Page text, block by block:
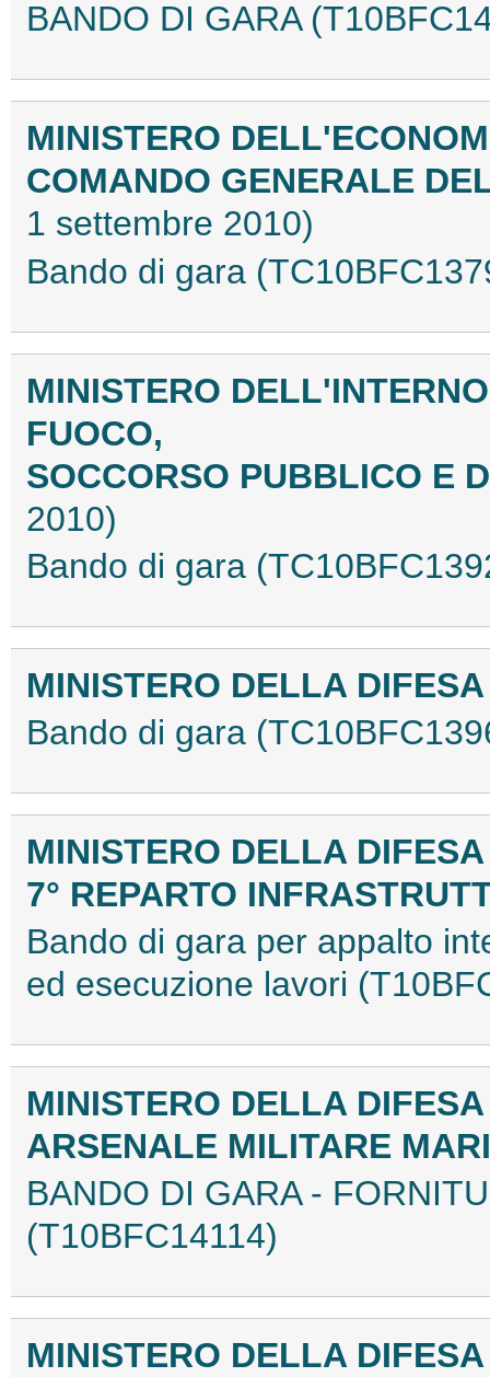
BANDO DI GARA
MINISTERO
COMANDO GENERALE
1 settembre 2010)
Bando di gara
MINISTERO
FUOCO,
SOCCORSO PUBBLICO E
2010)
Bando di gara
MINISTERO DELLA
Bando di gara
MINISTERO DELLA DIFESA
7° REPARTO
Bando di gara per appalto
ed esecuzione lavori
MINISTERO DELLA DIFESA
ARSENALE MILITARE
BANDO DI GARA -
(T10BFC14114)
MINISTERO DELLA DIFESA